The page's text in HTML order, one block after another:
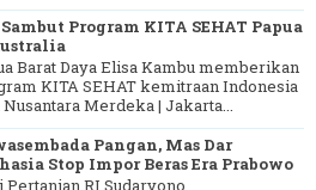
Program KITA SEHAT Papua
Barat Daya Elisa Kambu memberikan
KITA SEHAT kemitraan Indonesia
Nusantara Merdeka | Jakarta...
Pangan, Mas Dar
Stop Impor Beras Era Prabowo
RI Sudaryono